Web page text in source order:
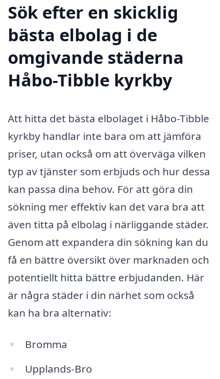
Sök efter en skicklig
bästa elbolag i de
omgivande städerna
Håbo-Tibble kyrkby
Att hitta det bästa elbolaget i Håbo-Tibble
kyrkby handlar inte bara om att jämföra
priser, utan också om att överväga vilken
typ av tjänster som erbjuds och hur dessa
kan passa dina behov. För att göra din
sökning mer effektiv kan det vara bra att
även titta på elbolag i närliggande städer.
Genom att expandera din sökning kan du
få en bättre översikt över marknaden och
potentiellt hitta bättre erbjudanden. Här
är några städer i din närhet som också
kan ha bra alternativ:
Bromma
Upplands-Bro